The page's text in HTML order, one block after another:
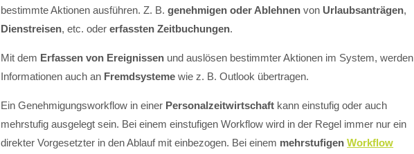
bestimmte Aktionen ausführen. Z. B.genehmigen oder Ablehnen von Urlaubsanträgen,
Dienstreisen, etc. odererfassten Zeitbuchungen.
Mit dem Erfassen von Ereignissen und auslösen bestimmter Aktionen im System, werden
Informationen auch an Fremdsysteme wie z. B. Outlook übertragen.
Ein Genehmigungsworkflow in einer Personalzeitwirtschaft kann einstufig oder auch
mehrstufig ausgelegt sein. Bei einem einstufigen Workflow wird in der Regel immer nur ein
direkter Vorgesetzter in den Ablauf mit einbezogen. Bei einem mehrstufigenWorkflow